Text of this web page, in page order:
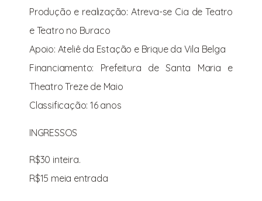
Produção e realização: Atreva-se Cia de Teatro
e Teatro no Buraco
Apoio: Ateliê da Estação e Brique da Vila Belga
Financiamento: Prefeitura de Santa Maria e
Theatro Treze de Maio
Classificação: 16 anos
INGRESSOS
R$30 inteira.
R$15 meia entrada